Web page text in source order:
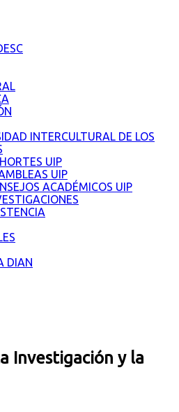
INTERCULTURAL DE LOS
UIP
UIP
ACADÉMICOS UIP
DIAN
Investigación y la